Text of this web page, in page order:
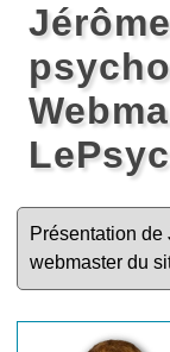
Présentation
webmaster du